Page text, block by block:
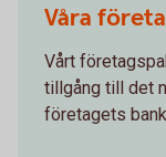
Våra
Vårt
tillgång till det
företagets